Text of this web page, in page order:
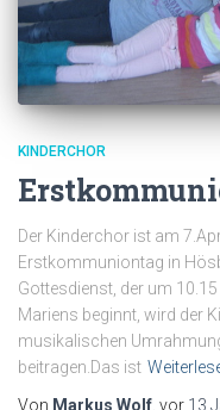
KINDERCHOR
Der Kinderchor ist am
Erstkommuniontag in
Gottesdienst, der um
Mariens beginnt, wird der
musikalischen
beitragen.Das ist
Von Markus Wolf , vor 13